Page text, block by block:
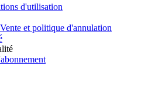
d'utilisation
et politique d'annulation